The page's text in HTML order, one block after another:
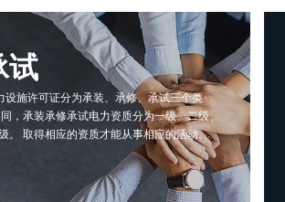
试
设施许可证分为承装、承修、承试三个类
，承装承修承试电力资质分为一级、二级、
。 取得相应的资质才能从事相应的活动。